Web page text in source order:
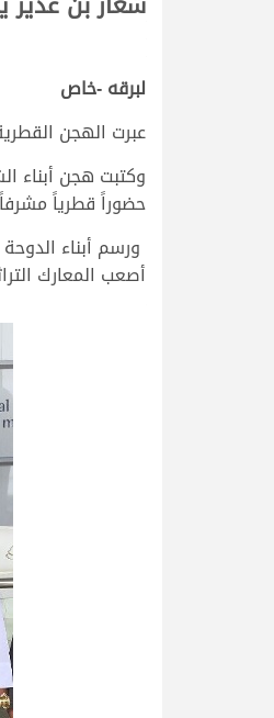
لبرقه -خاص
عبرت الهجن
حضوراً قطرياً مشرفاً
ورسم أبناء
أصعب المعارك